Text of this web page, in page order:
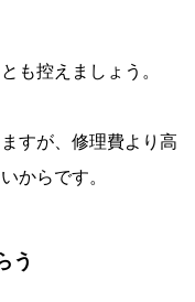
も控えましょう。
すが、修理費より高
からです。
う